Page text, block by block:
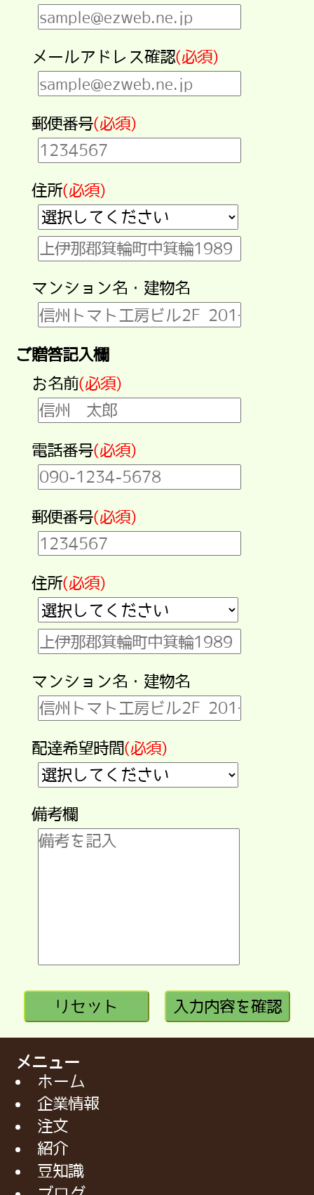
メールアドレス確認(必須)
郵便番号(必須)
住所(必須)
マンション名・建物名
ご贈答記入欄
お名前(必須)
電話番号(必須)
郵便番号(必須)
住所(必須)
マンション名・建物名
配達希望時間(必須)
備考欄
リセット 入力内容を確認
メニュー
ホーム
企業情報
注文
紹介
豆知識